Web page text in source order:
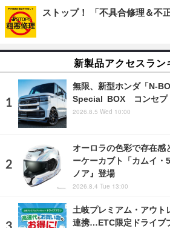
ストップ！ 「不具合修理＆不
新製品アクセスラン
無限、新型ホンダ「N-
Special BOX コンセプ
2026.8.5 Wed 10:00
オーロラの色彩で存在
ーケーカブト「カムイ・
ノア』登場
2026.8.4 Tue 13:00
土岐プレミアム・アウト
連携…ETC限定ドライブ